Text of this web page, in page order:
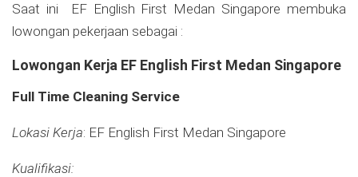
Saat ini EF English First Medan Singapore membuka
lowongan pekerjaan sebagai :
Lowongan Kerja EF English First Medan Singapore
Full Time Cleaning Service
Lokasi Kerja: EF English First Medan Singapore
Kualifikasi: